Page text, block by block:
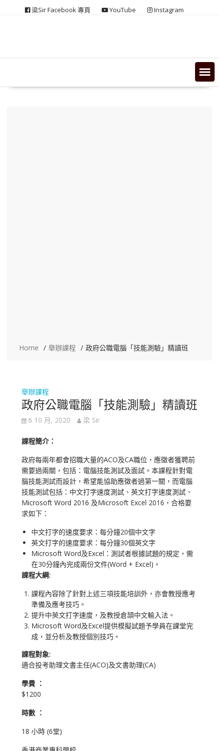
梁Sir Facebook 專頁 YouTube Instagram
Home 舉辦課程 政府公職電腦「技能測驗」精讀班
舉辦課程
政府公職電腦「技能測驗」精讀班
6 10 月, 2020 梁 Sir
課程簡介：
政府每兩年都會招職大量的ACO及CA職位，應徵者獲聘前
需要過兩關，包括：電腦技能測試及面試。本課程針對電
腦技能測試而設計，希望能協助應徵者過第一關，而電腦
技能測試包括：中文打字速度測試、英文打字速度測試、
Microsoft Word 2016 及Microsoft Excel 2016，合格要
求如下：
中文打字的速度要求：每分鐘20個中文字
英文打字的速度要求：每分鐘30個英文字
Microsoft Word及Excel：測試者根據試題的規定，需
在30分鐘內完成兩份文件(Word + Excel)。
課程大綱:
課程內容除了針對上述三項技能培訓外，亦會教授應考
準備及應考技巧。
提升中英文打字速度，及教授倉頡中文輸入法。
Microsoft Word及Excel提供模擬試題予學員在課堂完
成，並分析及教授個別技巧。
課程對象:
適合投考助理文書主任(ACO)及文書助理(CA)
學費 ：
$1200
時數 ：
18 小時 (6堂)